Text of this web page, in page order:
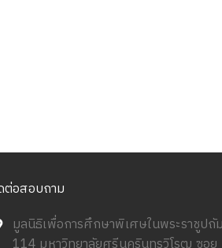
ต่อสอบถาม
มูลนิธิเพื่อการศึกษาพิเศษในพระราชูปถั